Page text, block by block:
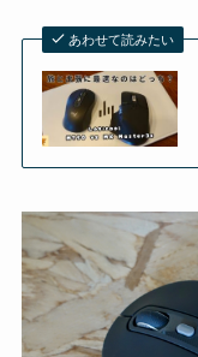
あわせて読みたい